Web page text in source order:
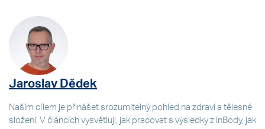
Jaroslav Dědek
Naším cílem je přinášet srozumitelný pohled na zdraví a tělesné
složení. V článcích vysvětluji, jak pracovat s výsledky z InBody, jak